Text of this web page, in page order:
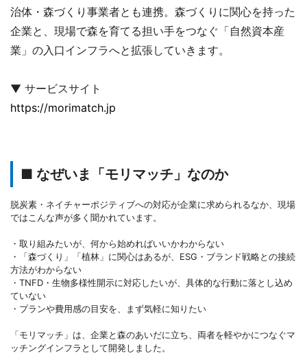
治体・森づくり事業者とも連携。森づくりに関心を持った
企業と、現場で森を育てる担い手をつなぐ「自然資本産
業」の入口インフラへと拡張していきます。
▼ サービスサイト
https://morimatch.jp
■ なぜいま「モリマッチ」なのか
脱炭素・ネイチャーポジティブへの対応が企業に求められるなか、現場
ではこんな声が多く聞かれています。
・取り組みたいが、何から始めればいいかわからない
・「森づくり」「植林」に関心はあるが、ESG・ブランド戦略との接続
方法がわからない
・TNFD・生物多様性開示に対応したいが、具体的な行動に落とし込め
ていない
・プランや費用感の目安を、まず気軽に知りたい
「モリマッチ」は、企業と森のあいだに立ち、両者を軽やかにつなぐマ
ッチングインフラとして開発しました。